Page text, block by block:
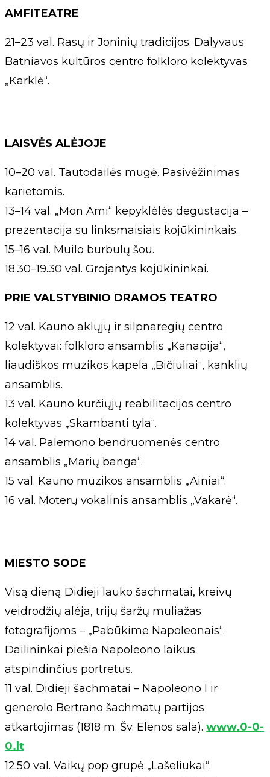
AMFITEATRE
21–23 val. Rasų ir Joninių tradicijos. Dalyvaus
Batniavos kultūros centro folkloro kolektyvas
„Karklė“.
LAISVĖS ALĖJOJE
10–20 val. Tautodailės mugė. Pasivėžinimas
karietomis.
13–14 val. „Mon Ami“ kepyklėlės degustacija –
prezentacija su linksmaisiais kojūkininkais.
15–16 val. Muilo burbulų šou.
18.30–19.30 val. Grojantys kojūkininkai.
PRIE VALSTYBINIO DRAMOS TEATRO
12 val. Kauno aklųjų ir silpnaregių centro
kolektyvai: folkloro ansamblis „Kanapija“,
liaudiškos muzikos kapela „Bičiuliai“, kanklių
ansamblis.
13 val. Kauno kurčiųjų reabilitacijos centro
kolektyvas „Skambanti tyla“.
14 val. Palemono bendruomenės centro
ansamblis „Marių banga“.
15 val. Kauno muzikos ansamblis „Ainiai“.
16 val. Moterų vokalinis ansamblis „Vakarė“.
MIESTO SODE
Visą dieną Didieji lauko šachmatai, kreivų
veidrodžių alėja, trijų šaržų muliažas
fotografijoms – „Pabūkime Napoleonais“.
Dailininkai piešia Napoleono laikus
atspindinčius portretus.
11 val. Didieji šachmatai – Napoleono I ir
generolo Bertrano šachmatų partijos
atkartojimas (1818 m. Šv. Elenos sala). www.0-0-
0.lt
12.50 val. Vaikų pop grupė „Lašeliukai“.